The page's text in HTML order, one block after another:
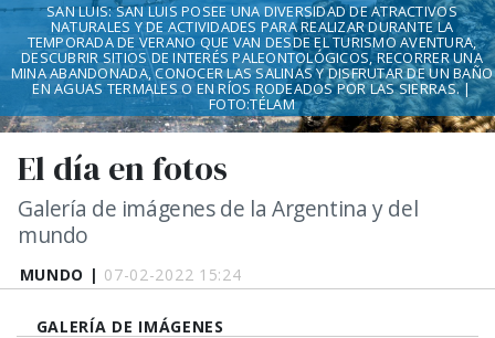
MUNDO | 07-02-2022 15:24
El día en fotos
Galería de imágenes de la Argentina y del
mundo
SAN LUIS: SAN LUIS POSEE UNA DIVERSIDAD DE ATRACTIVOS
NATURALES Y DE ACTIVIDADES PARA REALIZAR DURANTE LA
TEMPORADA DE VERANO QUE VAN DESDE EL TURISMO AVENTURA,
DESCUBRIR SITIOS DE INTERÉS PALEONTOLÓGICOS, RECORRER UNA
MINA ABANDONADA, CONOCER LAS SALINAS Y DISFRUTAR DE UN BAÑO
EN AGUAS TERMALES O EN RÍOS RODEADOS POR LAS SIERRAS. |
FOTO:TÉLAM
GALERÍA DE IMÁGENES